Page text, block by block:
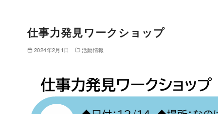
仕事力発見ワークショップ
2024年2月1日 活動情報